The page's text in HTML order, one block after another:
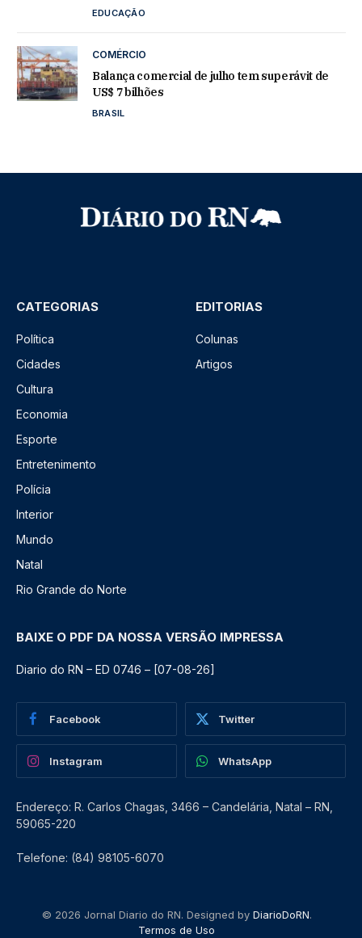
EDUCAÇÃO
COMÉRCIO
Balança comercial de julho tem superávit de
US$ 7 bilhões
BRASIL
CATEGORIAS
Política
Cidades
Cultura
Economia
Esporte
Entretenimento
Polícia
Interior
Mundo
Natal
Rio Grande do Norte
EDITORIAS
Colunas
Artigos
BAIXE O PDF DA NOSSA VERSÃO IMPRESSA
Diario do RN – ED 0746 – [07-08-26]
Facebook Twitter
Instagram WhatsApp
Endereço: R. Carlos Chagas, 3466 – Candelária, Natal – RN,
59065-220
Telefone: (84) 98105-6070
© 2026 Jornal Diario do RN. Designed by DiarioDoRN.
Termos de Uso